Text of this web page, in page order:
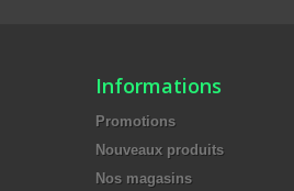
Informations
Promotions
Nouveaux produits
Nos magasins